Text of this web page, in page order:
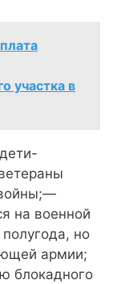
участка в
на военной
но
армии;
блокадного